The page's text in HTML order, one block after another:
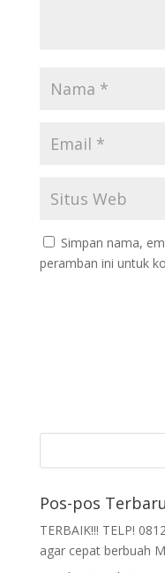
Simpan nama,
peramban ini untuk
Pos-pos Terbaru
TERBAIK!!! TELP!
agar cepat berbuah